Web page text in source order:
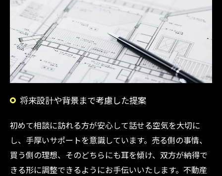
将来設計や背景まで考慮した提案
初めて相談に訪れる方が安心して話せる空気を大切に
し、手厚いサポートを意識しています。売る側の事情、
買う側の理想、そのどちらにも耳を傾け、双方が納得で
きる形に調整できるようにお手伝いいたします。不動産